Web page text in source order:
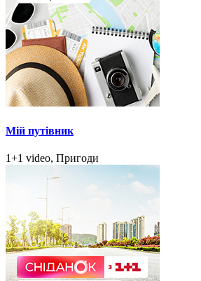
Мій путівник
1+1 video, Пригоди